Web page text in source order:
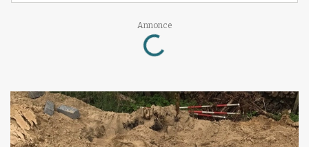
Annonce
Loading...